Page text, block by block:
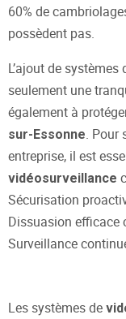
60% de
possèdent pas.
L’ajout de
seulement une
également à
sur-Essonne. Pour
entreprise, il est
vidéosurveillance
Sécurisation
Dissuasion efficace
Surveillance
Les systèmes de